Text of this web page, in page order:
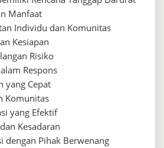
Manfaat
Individu dan Komunitas
Kesiapan
Risiko
Respons
yang Cepat
Komunitas
yang Efektif
Kesadaran
dengan Pihak Berwenang